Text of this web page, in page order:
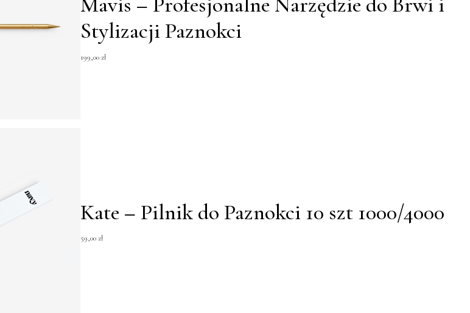
Stylizacji Paznokci
199,00 zł
Kate – Pilnik do Paznokci 10 szt 1000/4000
59,00 zł